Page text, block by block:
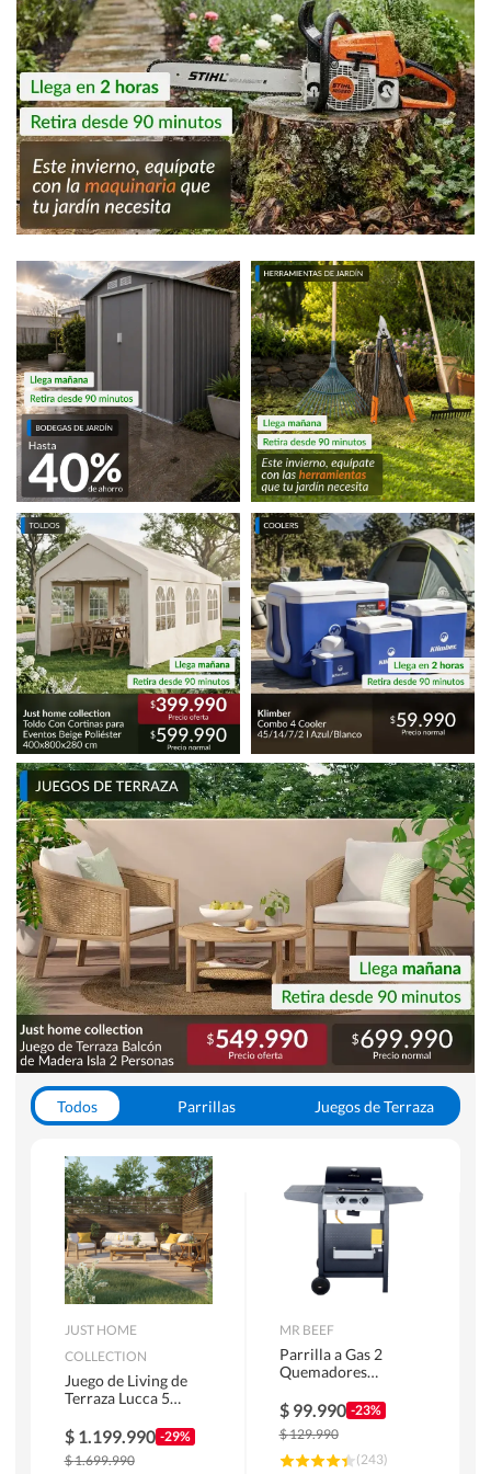
Todos Parrillas
Juegos de Terraza
JUST HOME
COLLECTION
Juego de Living de
Terraza Lucca 5
$ 1.199.990 -29%
$1.699.990
MR BEEF
Parrilla a Gas 2
Quemadores
$ 99.990 -23%
$129.990
(243)